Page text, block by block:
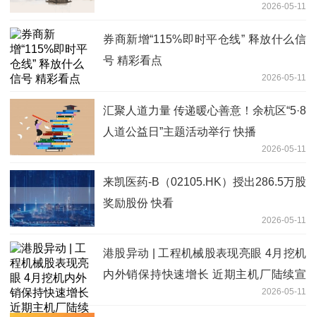
2026-05-11
券商新增“115%即时平仓线” 释放什么信
号 精彩看点
2026-05-11
汇聚人道力量 传递暖心善意！余杭区“5·8
人道公益日”主题活动举行 快播
2026-05-11
来凯医药-B（02105.HK）授出286.5万股
奖励股份 快看
2026-05-11
港股异动 | 工程机械股表现亮眼 4月挖机
内外销保持快速增长 近期主机厂陆续宣
2026-05-11